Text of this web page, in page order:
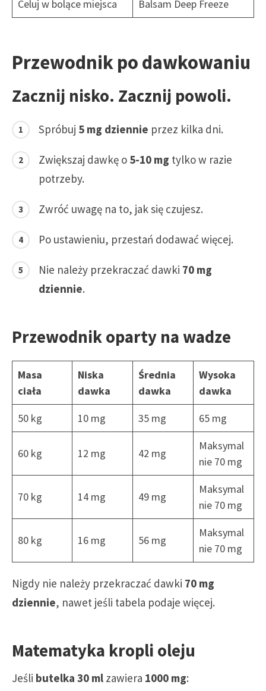
Celuj w bolące miejsca
Balsam Deep Freeze
Przewodnik po dawkowaniu
Zacznij nisko. Zacznij powoli.
Spróbuj 5 mg dziennie przez kilka dni.
Zwiększaj dawkę o 5-10 mg tylko w razie
potrzeby.
Zwróć uwagę na to, jak się czujesz.
Po ustawieniu, przestań dodawać więcej.
Nie należy przekraczać dawki 70 mg
dziennie.
Przewodnik oparty na wadze
Masa
ciała
Niska
dawka
Średnia
dawka
Wysoka
dawka
50 kg
10 mg 35 mg 65 mg
60 kg 12 mg 42 mg
Maksymal
nie 70 mg
70 kg 14 mg 49 mg
Maksymal
nie 70 mg
80 kg 16 mg 56 mg
Maksymal
nie 70 mg
Nigdy nie należy przekraczać dawki 70 mg
dziennie, nawet jeśli tabela podaje więcej.
Matematyka kropli oleju
Jeśli butelka 30 ml zawiera 1000 mg: